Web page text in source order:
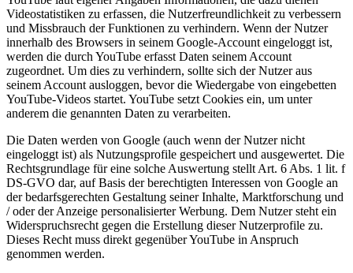
Videostatistiken zu erfassen, die Nutzerfreundlichkeit zu verbessern
und Missbrauch der Funktionen zu verhindern. Wenn der Nutzer
innerhalb des Browsers in seinem Google-Account eingeloggt ist,
werden die durch YouTube erfasst Daten seinem Account
zugeordnet. Um dies zu verhindern, sollte sich der Nutzer aus
seinem Account ausloggen, bevor die Wiedergabe von eingebetten
YouTube-Videos startet. YouTube setzt Cookies ein, um unter
anderem die genannten Daten zu verarbeiten.
Die Daten werden von Google (auch wenn der Nutzer nicht
eingeloggt ist) als Nutzungsprofile gespeichert und ausgewertet. Die
Rechtsgrundlage für eine solche Auswertung stellt Art. 6 Abs. 1 lit. f
DS-GVO dar, auf Basis der berechtigten Interessen von Google an
der bedarfsgerechten Gestaltung seiner Inhalte, Marktforschung und
/ oder der Anzeige personalisierter Werbung. Dem Nutzer steht ein
Widerspruchsrecht gegen die Erstellung dieser Nutzerprofile zu.
Dieses Recht muss direkt gegenüber YouTube in Anspruch
genommen werden.